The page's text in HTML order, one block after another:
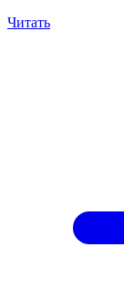
Читать